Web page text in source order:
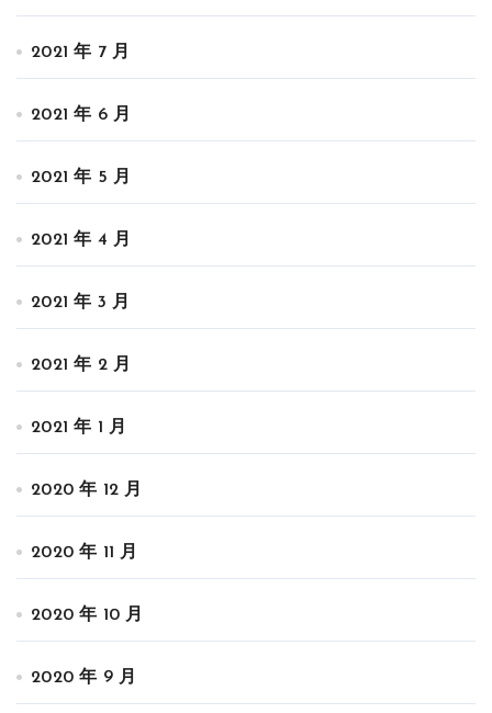
2021 年 7 月
2021 年 6 月
2021 年 5 月
2021 年 4 月
2021 年 3 月
2021 年 2 月
2021 年 1 月
2020 年 12 月
2020 年 11 月
2020 年 10 月
2020 年 9 月